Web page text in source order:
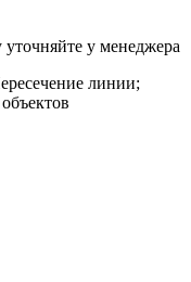
у менеджера
линии;